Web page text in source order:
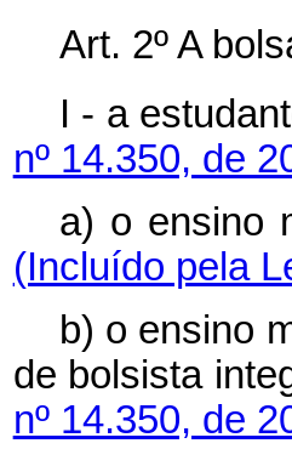
Art. 2º A
I - a
nº 14.350, de
a) o
(Incluído pela
b) o ensino
de bolsista
nº 14.350, de